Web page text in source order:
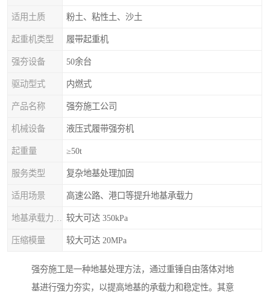
适用土质 粉土、粘性土、沙土
起重机类型 履带起重机
强夯设备 50余台
驱动型式 内燃式
产品名称 强夯施工公司
机械设备 液压式履带强夯机
起重量 ≥50t
服务类型 复杂地基处理加固
适用场景 高速公路、港口等提升地基承载力
较大可达 350kPa
压缩模量 较大可达 20MPa
强夯施工是一种地基处理方法，通过重锤自由落体对地
基进行强力夯实，以提高地基的承载力和稳定性。其意